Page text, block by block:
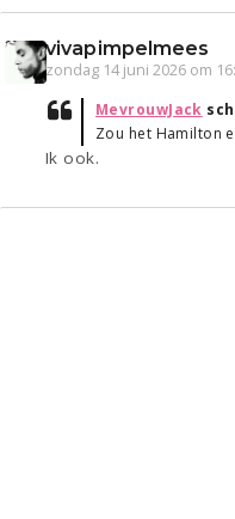
vivapimpelmees
zondag 14 juni 2026 om
MevrouwJack
Zou het Hamilton
Ik ook.